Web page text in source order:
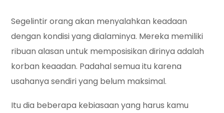
Segelintir orang akan menyalahkan keadaan
dengan kondisi yang dialaminya. Mereka memiliki
ribuan alasan untuk memposisikan dirinya adalah
korban keaadan. Padahal semua itu karena
usahanya sendiri yang belum maksimal.
Itu dia beberapa kebiasaan yang harus kamu